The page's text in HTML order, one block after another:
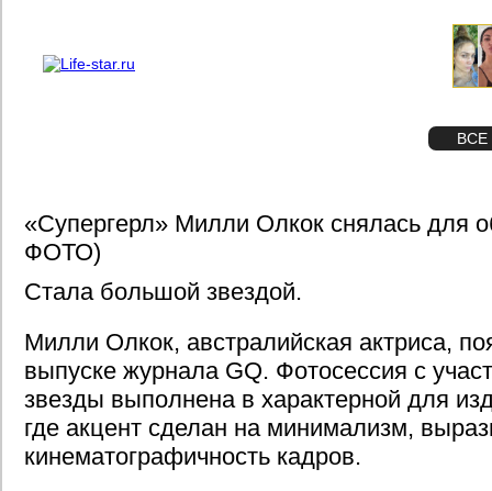
ВСЕ
«Супергерл» Милли Олкок снялась для
ФОТО)
Стала большой звездой.
Милли Олкок, австралийская актриса,
выпуске журнала GQ. Фотосессия с
звезды выполнена в характерной для
где акцент сделан на минимализм,
кинематографичность кадров.